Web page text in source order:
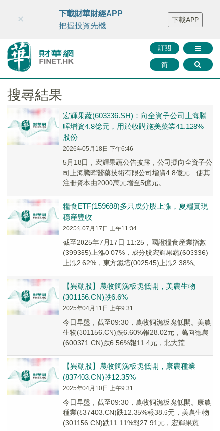
財華智庫網 FINTV FINMETA 財華證券 媒體矩陣
智庫沙龍
聯絡我們
訂閱
简
×
下載財華財經APP
把握投資先機
下載APP
搜尋結果
宏輝果蔬(603336.SH)：向全資子公司上海騰
晖增資4.8億元，用於收購施美藥業41.128%
股份
2026年05月18日 下午6:46
5月18日，宏輝果蔬公告披露，公司擬向全資子公
司上海騰晖醫藥技術有限公司增資4.8億元，使其
注冊資本由2000萬元增至5億元。
糧食ETF(159698)多只成分股上漲，夏糧實現
穩産豐收
2025年07月17日 上午11:34
截至2025年7月17日 11:25，國證糧食産業指數
(399365)上漲0.07%，成分股宏輝果蔬(603336)
上漲2.62%，東方鐵塔(002545)上漲2.38%。糧
【異動股】農牧飼漁板塊低開，美農生物
(301156.CN)跌6.6%
2025年04月11日 上午9:31
今日早盤，截至09:30，農牧飼漁板塊低開。美農
生物(301156.CN)跌6.60%報28.02元，萬向德農
(600371.CN)跌6.56%報11.4元，北大荒
【異動股】農牧飼漁板塊低開，康農種業
(837403.CN)跌12.35%
2025年04月10日 上午9:31
今日早盤，截至09:30，農牧飼漁板塊低開。康農
種業(837403.CN)跌12.35%報38.6元，美農生物
(301156.CN)跌11.11%報27.91元，宏輝果蔬